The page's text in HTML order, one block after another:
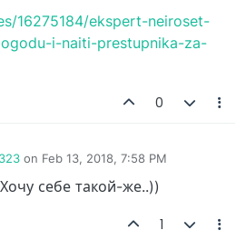
16275184/ekspert-neiroset-
i-naiti-prestupnika-za-
0
on Feb 13, 2018, 7:58 PM
себе такой-же..))
1